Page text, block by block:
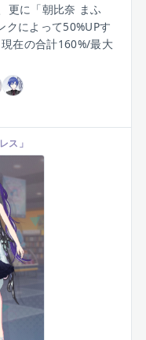
更に「朝比奈 まふ
クによって50%UPす
在の合計160%/最大
ス 」